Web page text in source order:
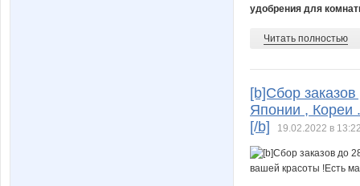
удобрения для
Читать полностью
[b]Сбор
Японии , Кореи
[/b]
19.02.2022 в